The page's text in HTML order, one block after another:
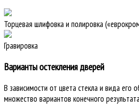
Торцевая шлифовка и полировка
Гравировка
Варианты остекления дверей
В зависимости от цвета стекла и вида его
множество вариантов конечного